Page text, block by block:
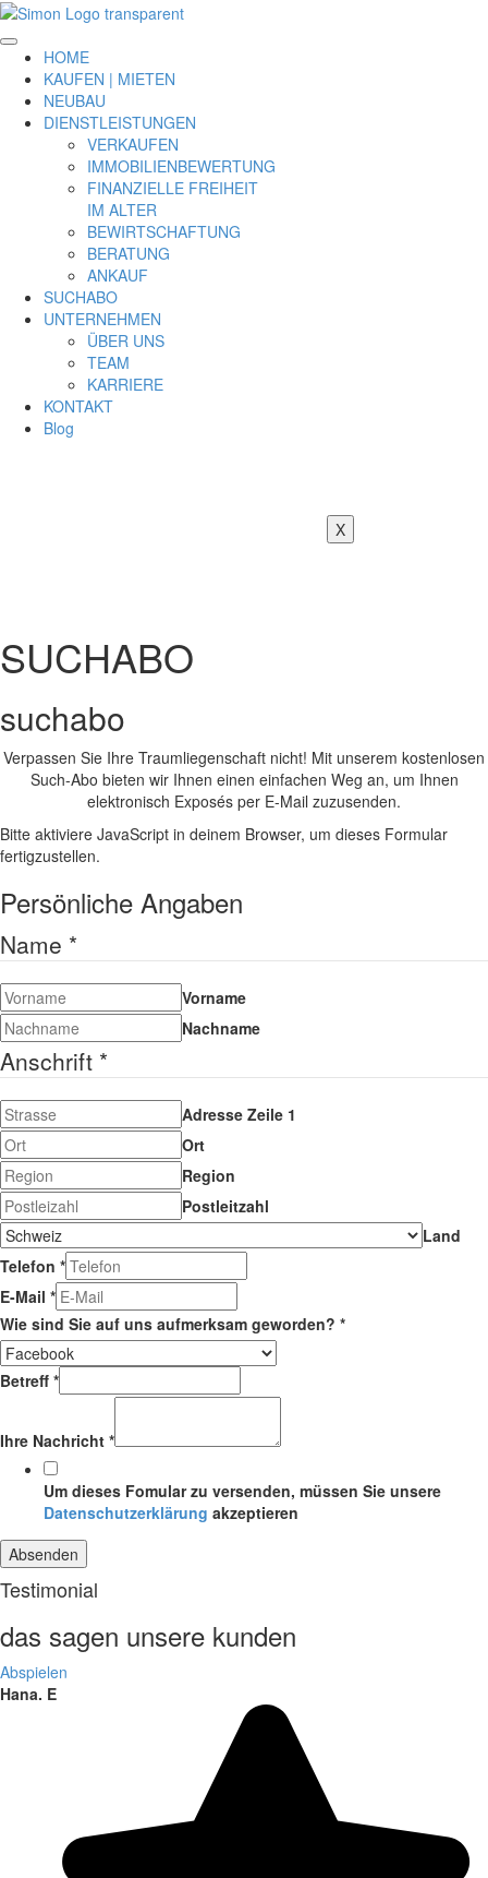
HOME
KAUFEN | MIETEN
NEUBAU
DIENSTLEISTUNGEN
VERKAUFEN
IMMOBILIENBEWERTUNG
FINANZIELLE FREIHEIT
IM ALTER
BEWIRTSCHAFTUNG
BERATUNG
ANKAUF
SUCHABO
UNTERNEHMEN
ÜBER UNS
TEAM
KARRIERE
KONTAKT
Blog
X
SUCHABO
suchabo
Verpassen Sie Ihre Traumliegenschaft nicht! Mit unserem kostenlosen
Such-Abo bieten wir Ihnen einen einfachen Weg an, um Ihnen
elektronisch Exposés per E-Mail zuzusenden.
Bitte aktiviere JavaScript in deinem Browser, um dieses Formular
fertigzustellen.
Persönliche Angaben
Name *
Vorname
Nachname
Anschrift *
Adresse Zeile 1
Ort
Region
Postleitzahl
Land
Telefon *
E-Mail *
Wie sind Sie auf uns aufmerksam geworden? *
Betreff *
Ihre Nachricht *
Um dieses Fomular zu versenden, müssen Sie unsere
Datenschutzerklärung akzeptieren
Absenden
Testimonial
das sagen unsere kunden
Abspielen
Hana. E